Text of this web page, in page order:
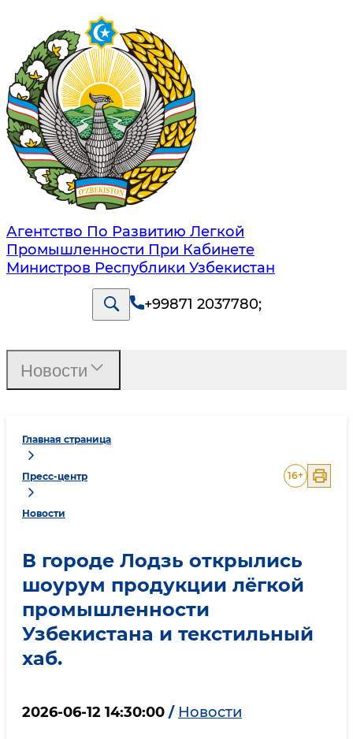
Агентство По Развитию Легкой
Промышленности При Кабинете
Министров Республики Узбекистан
+99871 2037780;
Главная страница
Пресс-центр
Новости
16+
В городе Лодзь открылись
шоурум продукции лёгкой
промышленности
Узбекистана и текстильный
хаб.
2026-06-12 14:30:00 / Новости
Новости